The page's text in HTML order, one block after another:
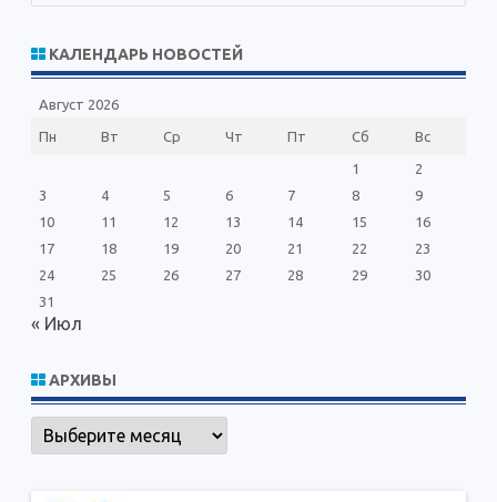
с
к
КАЛЕНДАРЬ НОВОСТЕЙ
Август 2026
Пн Вт Ср Чт Пт Сб Вс
1
2
3
4 5 6 7 8
9
10
11 12 13 14 15
16
17
18 19 20 21 22
23
24
25 26 27 28 29
30
31
« Июл
АРХИВЫ
Архивы